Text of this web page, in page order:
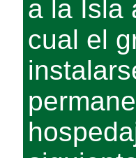
a la Isla
cual el